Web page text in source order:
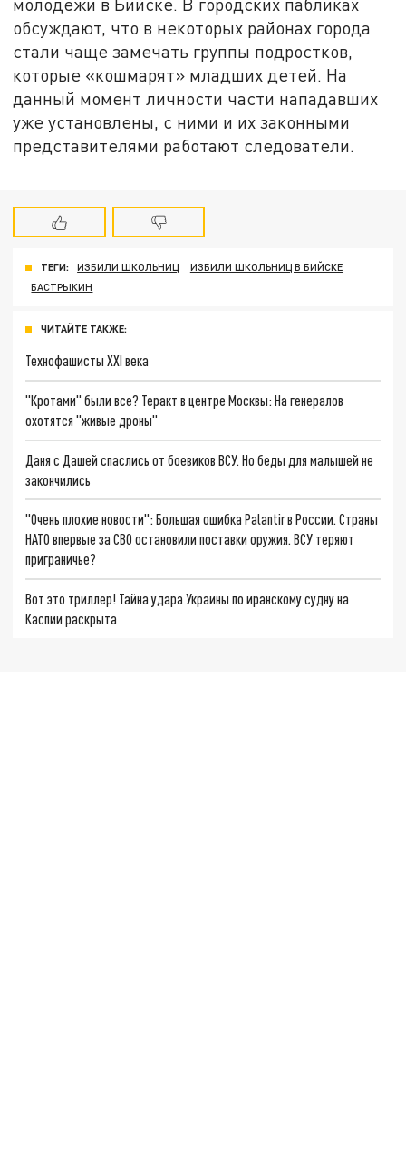
обсуждают, что в некоторых районах города
стали чаще замечать группы подростков,
которые «кошмарят» младших детей. На
данный момент личности части нападавших
уже установлены, с ними и их законными
представителями работают следователи.
ТЕГИ: ИЗБИЛИ ШКОЛЬНИЦ
ИЗБИЛИ ШКОЛЬНИЦ В БИЙСКЕ
БАСТРЫКИН
ЧИТАЙТЕ ТАКЖЕ:
Технофашисты XXI века
"Кротами" были все? Теракт в центре Москвы: На генералов
охотятся "живые дроны"
Даня с Дашей спаслись от боевиков ВСУ. Но беды для малышей не
закончились
"Очень плохие новости": Большая ошибка Palantir в России. Страны
НАТО впервые за СВО остановили поставки оружия. ВСУ теряют
приграничье?
Вот это триллер! Тайна удара Украины по иранскому судну на
Каспии раскрыта